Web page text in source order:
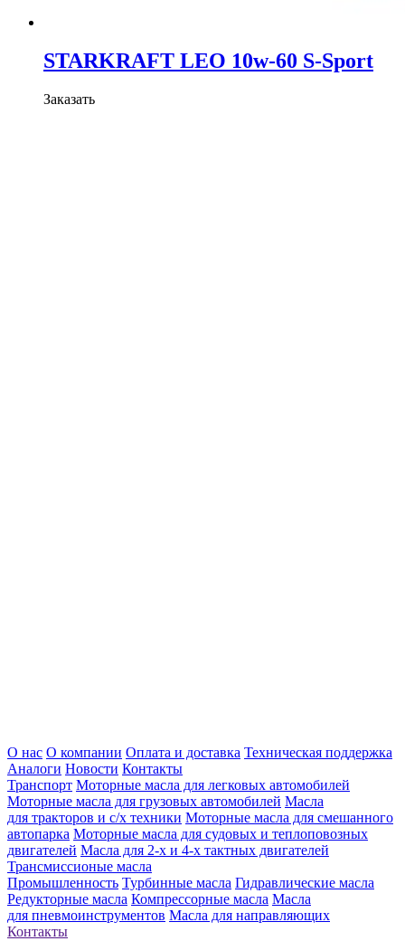
STARKRAFT LEO 10w-60 S-Sport
Заказать
О нас О компании Оплата и доставка Техническая поддержка
Аналоги Новости Контакты
Транспорт Моторные масла для легковых автомобилей
Моторные масла для грузовых автомобилей Масла
для тракторов и с/х техники Моторные масла для смешанного
автопарка Моторные масла для судовых и теплоповозных
двигателей Масла для 2-х и 4-х тактных двигателей
Трансмиссионые масла
Промышленность Турбинные масла Гидравлические масла
Редукторные масла Компрессорные масла Масла
для пневмоинструментов Масла для направляющих
Контакты